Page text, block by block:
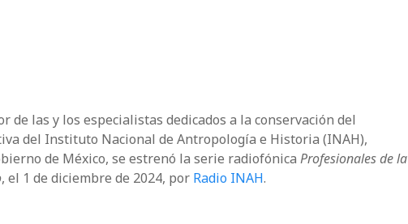
las y los especialistas dedicados a la conservación del
del Instituto Nacional de Antropología e Historia (INAH),
de México, se estrenó la serie radiofónica Profesionales de la
, el 1 de diciembre de 2024, por Radio INAH.